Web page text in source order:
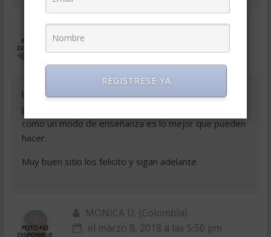
Jose Miguel (Bolivia)
Permalink
la verdad muy buen aporte respecto a los casos
prácticos del mundo de las ventas, plasmar la realidad
como un modo de enseñanza es lo mejor que pueden
hacer.
Muy buen sitio los felicito y sigan adelante.
MONICA U. (Colombia)
el marzo 8, 2018 a las 5:56 pm
REGISTRESE YA